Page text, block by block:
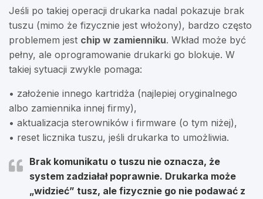
Jeśli po takiej operacji drukarka nadal pokazuje brak
tuszu (mimo że fizycznie jest włożony), bardzo często
problemem jest chip w zamienniku. Wkład może być
pełny, ale oprogramowanie drukarki go blokuje. W
takiej sytuacji zwykle pomaga:
• założenie innego kartridża (najlepiej oryginalnego
albo zamiennika innej firmy),
• aktualizacja sterowników i firmware (o tym niżej),
• reset licznika tuszu, jeśli drukarka to umożliwia.
Brak komunikatu o tuszu nie oznacza, że
system zadziałał poprawnie. Drukarka może
„widzieć” tusz, ale fizycznie go nie podawać z